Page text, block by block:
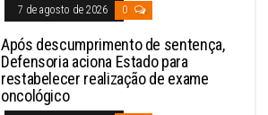
7 de agosto de 2026 0
Após descumprimento de sentença,
Defensoria aciona Estado para
restabelecer realização de exame
oncológico